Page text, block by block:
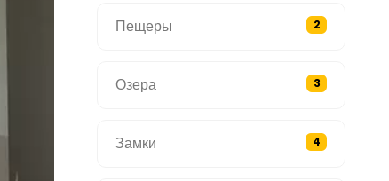
Пещеры 2
Озера 3
Замки 4